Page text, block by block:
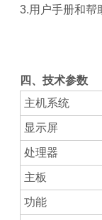
3.用户手册和帮
四、技术参数
主机系统
显示屏
处理器
主板
功能